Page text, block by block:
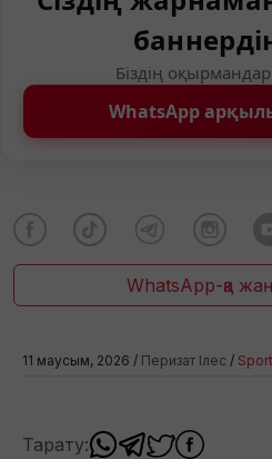
Біздің оқырмандар
WhatsApp
WhatsApp-қа
11 маусым, 2026 / Перизат Ілес /
Тарату: